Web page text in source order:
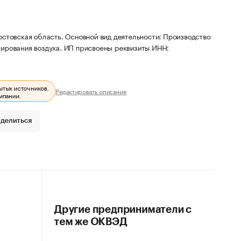
область. Основной вид деятельности: Производство
воздуха. ИП присвоены реквизиты ИНН:
источников.
Редактировать описание
Другие предприниматели с
тем же ОКВЭД